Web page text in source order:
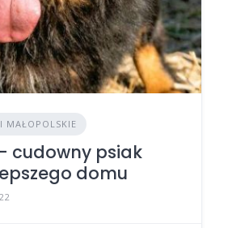
MAŁOPOLSKIE
- cudowny psiak
domu